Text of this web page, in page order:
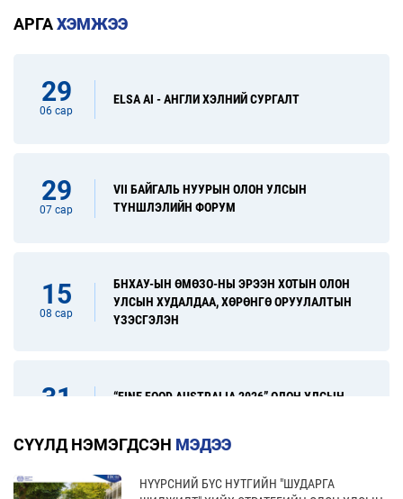
АРГАХЭМЖЭЭ
29
06 сар
ELSA AI - АНГЛИ ХЭЛНИЙ СУРГАЛТ
29
07 сар
VII БАЙГАЛЬ НУУРЫН ОЛОН УЛСЫН
ТҮНШЛЭЛИЙН ФОРУМ
15
08 сар
БНХАУ-ЫН ӨМӨЗО-НЫ ЭРЭЭН ХОТЫН ОЛОН
УЛСЫН ХУДАЛДАА, ХӨРӨНГӨ ОРУУЛАЛТЫН
ҮЗЭСГЭЛЭН
31
“FINE FOOD AUSTRALIA 2026” ОЛОН УЛСЫН
“УЛААНБААТАР ТҮНШЛЭЛ 2026” ХҮНСНИЙ
СҮҮЛД НЭМЭГДСЭН МЭДЭЭ
НҮҮРСНИЙ БҮС НУТГИЙН "ШУДАРГА